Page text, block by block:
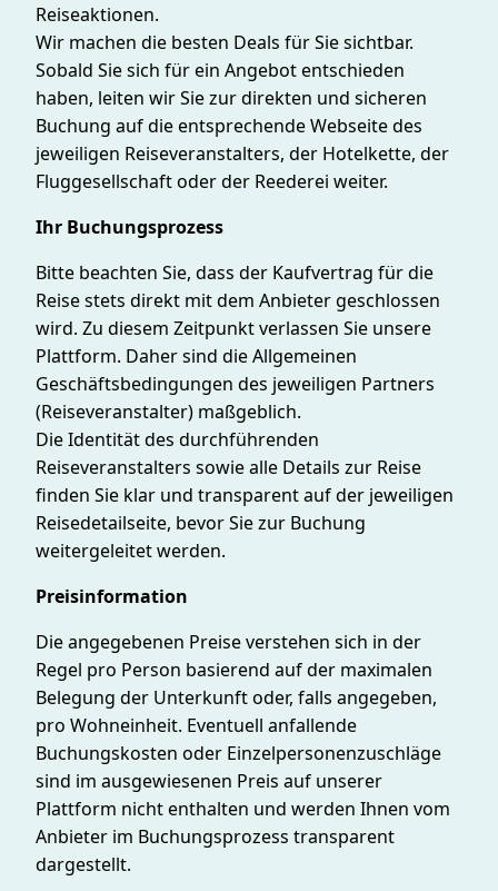
Reiseaktionen.
Wir machen die besten Deals für Sie sichtbar.
Sobald Sie sich für ein Angebot entschieden
haben, leiten wir Sie zur direkten und sicheren
Buchung auf die entsprechende Webseite des
jeweiligen Reiseveranstalters, der Hotelkette, der
Fluggesellschaft oder der Reederei weiter.
Ihr Buchungsprozess
Bitte beachten Sie, dass der Kaufvertrag für die
Reise stets direkt mit dem Anbieter geschlossen
wird. Zu diesem Zeitpunkt verlassen Sie unsere
Plattform. Daher sind die Allgemeinen
Geschäftsbedingungen des jeweiligen Partners
(Reiseveranstalter) maßgeblich.
Die Identität des durchführenden
Reiseveranstalters sowie alle Details zur Reise
finden Sie klar und transparent auf der jeweiligen
Reisedetailseite, bevor Sie zur Buchung
weitergeleitet werden.
Preisinformation
Die angegebenen Preise verstehen sich in der
Regel pro Person basierend auf der maximalen
Belegung der Unterkunft oder, falls angegeben,
pro Wohneinheit. Eventuell anfallende
Buchungskosten oder Einzelpersonenzuschläge
sind im ausgewiesenen Preis auf unserer
Plattform nicht enthalten und werden Ihnen vom
Anbieter im Buchungsprozess transparent
dargestellt.